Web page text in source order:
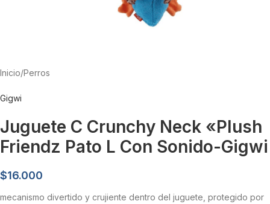
Inicio/Perros
Gigwi
Juguete C Crunchy Neck «plush
Friendz Pato L Con Sonido-Gigwi
$16.000
mecanismo divertido y crujiente dentro del juguete, protegido por